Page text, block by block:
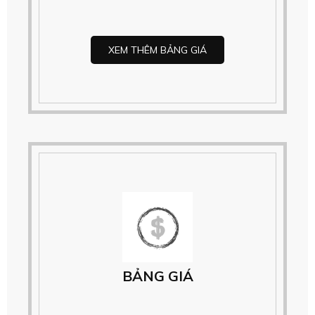
XEM THÊM BẢNG GIÁ
BẢNG GIÁ